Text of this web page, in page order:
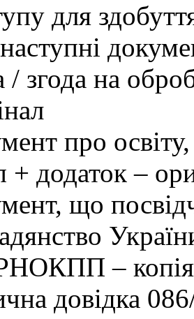
для
/ згода на
про освіту,
+ додаток –
що
– копія
довідка